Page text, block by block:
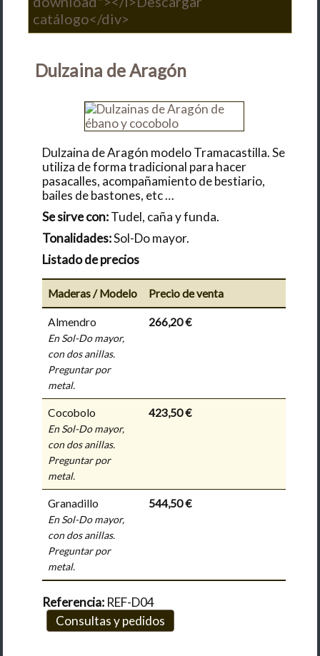
catálogo</div>
Dulzaina de Aragón
Dulzaina de Aragón modelo Tramacastilla. Se
utiliza de forma tradicional para hacer
pasacalles, acompañamiento de bestiario,
bailes de bastones, etc …
Se sirve con:Tudel, caña y funda.
Tonalidades:Sol-Do mayor.
Listado de precios
Maderas / Modelo Precio de venta
Almendro
En Sol-Do mayor,
con dos anillas.
Preguntar por
metal.
266,20 €
Cocobolo
En Sol-Do mayor,
con dos anillas.
Preguntar por
metal.
423,50 €
Granadillo
En Sol-Do mayor,
con dos anillas.
Preguntar por
metal.
544,50 €
Referencia: REF-D04
Consultas y pedidos